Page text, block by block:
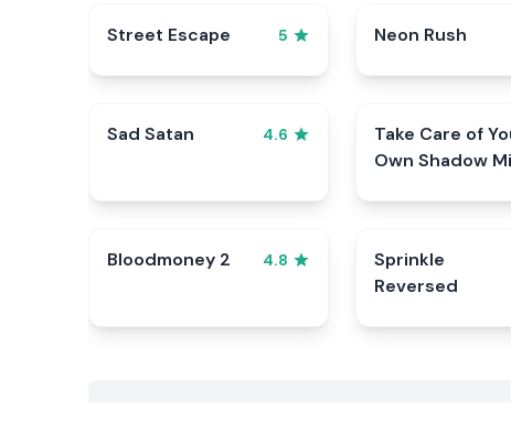
Street Escape 5 Neon Rush
Sad Satan 4.6
Take Care of
Own Shadow
Bloodmoney 2 4.8
Sprinkle
Reversed